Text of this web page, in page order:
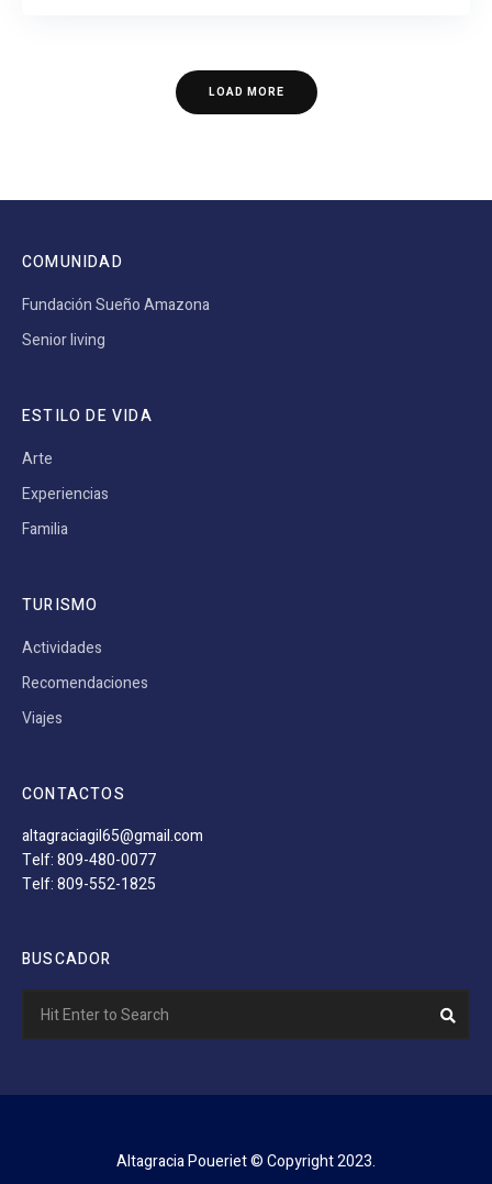
LOAD MORE
COMUNIDAD
Fundación Sueño Amazona
Senior living
ESTILO DE VIDA
Arte
Experiencias
Familia
TURISMO
Actividades
Recomendaciones
Viajes
CONTACTOS
altagraciagil65@gmail.com
Telf: 809-480-0077
Telf: 809-552-1825
BUSCADOR
for:
Altagracia Poueriet © Copyright 2023.